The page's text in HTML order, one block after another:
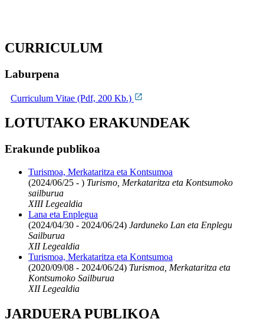
CURRICULUM
Laburpena
Curriculum Vitae (Pdf, 200 Kb.)
LOTUTAKO ERAKUNDEAK
Erakunde publikoa
Turismoa, Merkataritza eta Kontsumoa
(2024/06/25 - ) Turismo, Merkataritza eta Kontsumoko
sailburua
XIII Legealdia
Lana eta Enplegua
(2024/04/30 - 2024/06/24) Jarduneko Lan eta Enplegu
Sailburua
XII Legealdia
Turismoa, Merkataritza eta Kontsumoa
(2020/09/08 - 2024/06/24) Turismoa, Merkataritza eta
Kontsumoko Sailburua
XII Legealdia
JARDUERA PUBLIKOA